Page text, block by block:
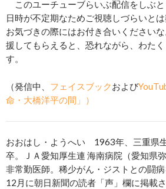
このユーチューブらいぶ配信をしぶ
日時が不定期なためご視聴しづらいと
お気づきの際にはお付き合いください
援してもらえると、恐れながら、わた
す。
（発信中、 フェイスブックおよび
命・大橋洋平の間」）
おおはし・ようへい 1963年、三重県
卒。ＪＡ愛知厚生連 海南病院（愛知県
非常勤医師。稀少がん・ジストとの闘
12月に朝日新聞の読者「声」欄に掲載